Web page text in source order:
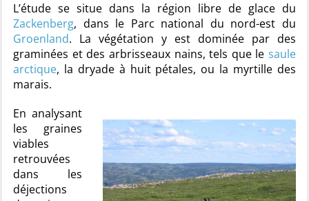
L’étude se situe dans la région libre de glace du
Zackenberg, dans le Parc national du nord-est du
Groenland. La végétation y est dominée par des
graminées et des arbrisseaux nains, tels que le saule
arctique, la dryade à huit pétales, ou la myrtille des
marais.
En analysant
les graines
viables
retrouvées
dans les
déjections